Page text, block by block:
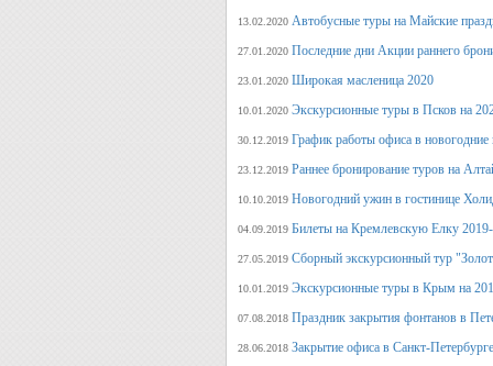
13.02.2020 Автобусные туры на Майские
27.01.2020 Последние дни Акции раннего
23.01.2020 Широкая масленица 2020
10.01.2020 Экскурсионные туры в Псков на
30.12.2019 График работы офиса в новогодние
23.12.2019 Раннее бронирование туров на
10.10.2019 Новогодний ужин в гостинице
04.09.2019 Билеты на Кремлевскую Елку
27.05.2019 Сборный экскурсионный тур
10.01.2019 Экскурсионные туры в Крым на
07.08.2018 Праздник закрытия фонтанов в
28.06.2018 Закрытие офиса в Санкт-